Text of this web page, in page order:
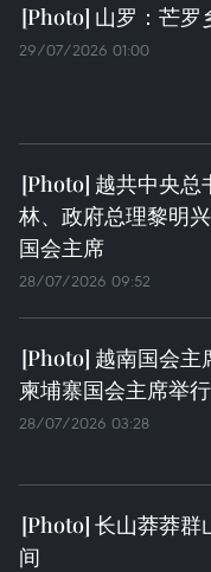
山罗：芒罗
29/07/2026 01:00
越共中央总
林、政府总理黎明
国会主席
28/07/2026 09:52
越南国会主
柬埔寨国会主席举
28/07/2026 03:28
长山莽莽群
间